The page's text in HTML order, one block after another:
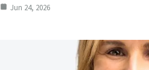
Jun 24, 2026